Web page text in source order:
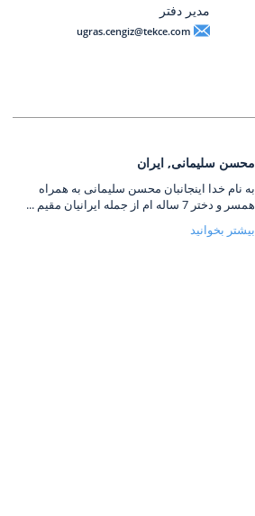
مدیر دفتر
ugras.cengiz@tekce.com
محسن سلیمانی, ایران
به نام خدا اینجانبان محسن سلیمانی به همراه
همسر و دختر 7 ساله ام از جمله ایرانیان مقیم ...
بیشتر بخوانید